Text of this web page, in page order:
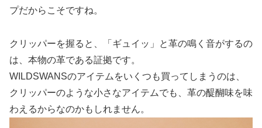
プだからこそですね。
クリッパーを握ると、「ギュイッ」と革の鳴く音がするの
は、本物の革である証拠です。
WILDSWANSのアイテムをいくつも買ってしまうのは、
クリッパーのような小さなアイテムでも、革の醍醐味を味
わえるからなのかもしれません。